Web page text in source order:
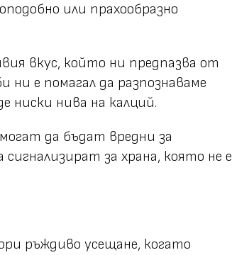
или прахообразно
вкус, който ни предпазва от
ни е помагал да разпознаваме
ниски нива на калций.
да бъдат вредни за
за храна, която не е
ръждиво усещане, когато